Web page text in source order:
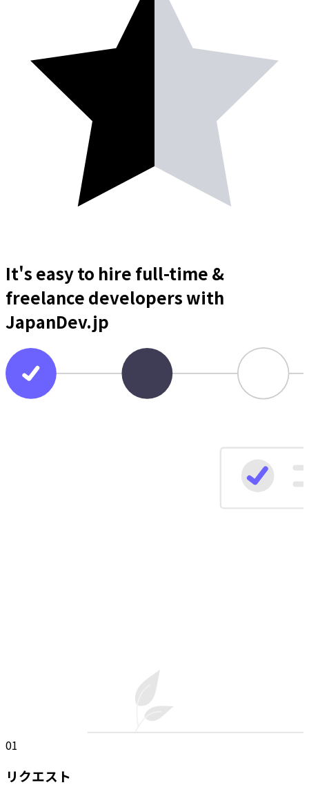
It's easy to hire full-time &
freelance developerswith
JapanDev.jp
01
リクエスト